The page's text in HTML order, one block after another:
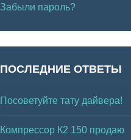
Забыли пароль?
ПОСЛЕДНИЕ ОТВЕТЫ
Посоветуйте тату дайвера!
Компрессор К2 150 продаю